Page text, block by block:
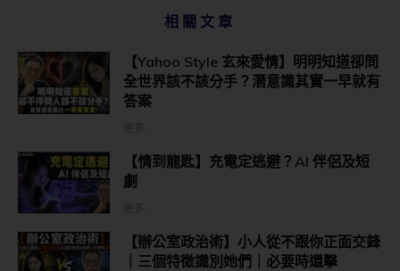
相關文章
【Yahoo Style 玄來愛情】明明知道卻問
全世界該不該分手？潛意識其實一早就有
答案
【情到龍匙】充電定逃避？AI 伴侶及短
劇
【辦公室政治術】小人從不跟你正面交鋒
｜三個特徵識別她們｜必要時還擊